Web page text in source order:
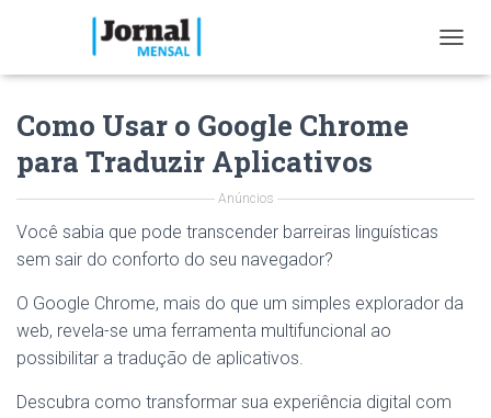
O
A
T
Como Usar o Google Chrome
para Traduzir Aplicativos
Anúncios
Você sabia que pode transcender barreiras linguísticas
sem sair do conforto do seu navegador?
O Google Chrome, mais do que um simples explorador da
web, revela-se uma ferramenta multifuncional ao
possibilitar a tradução de aplicativos.
Descubra como transformar sua experiência digital com